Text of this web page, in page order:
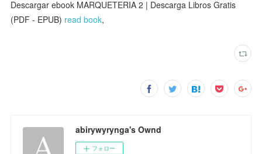
Descargar ebook MARQUETERIA 2 | Descarga Libros Gratis
(PDF - EPUB) read book,
abirywyrynga's Ownd
フォロー